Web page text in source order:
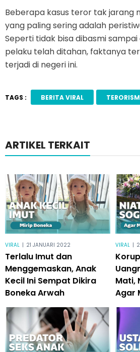
Beberapa kasus teror tak jarang
yang paling sering adalah
Seperti tidak bisa dibasmi
pelaku telah ditahan, faktanya
terjadi di negeri ini.
TAGS : BERITA VIRAL
ARTIKEL TERKAIT
VIRAL | 21 JANUARI 2022
Terlalu Imut dan
Menggemaskan, Anak
Kecil Ini Sempat Dikira
Boneka Arwah
VIRAL |
Mati,
Agar